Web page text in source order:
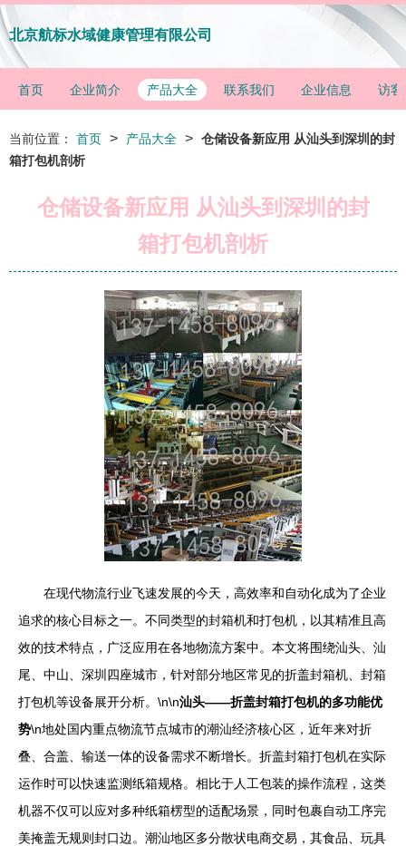
北京航标水域健康管理有限公司
首页 企业简介 产品大全 联系我们 企业信息 访客
当前位置： 首页 > 产品大全 > 仓储设备新应用 从汕头到深圳的封
箱打包机剖析
仓储设备新应用 从汕头到深圳的封
箱打包机剖析
在现代物流行业飞速发展的今天，高效率和自动化成为了企业
追求的核心目标之一。不同类型的封箱机和打包机，以其精准且高
效的技术特点，广泛应用在各地物流方案中。本文将围绕汕头、汕
尾、中山、深圳四座城市，针对部分地区常见的折盖封箱机、封箱
打包机等设备展开分析。\n\n汕头——折盖封箱打包机的多功能优
势\n地处国内重点物流节点城市的潮汕经济核心区，近年来对折
叠、合盖、输送一体的设备需求不断增长。折盖封箱打包机在实际
运作时可以快速监测纸箱规格。相比于人工包装的操作流程，这类
机器不仅可以应对多种纸箱楞型的适配场景，同时包裹自动工序完
美掩盖无规则封口边。潮汕地区多分散状电商交易，其食品、玩具